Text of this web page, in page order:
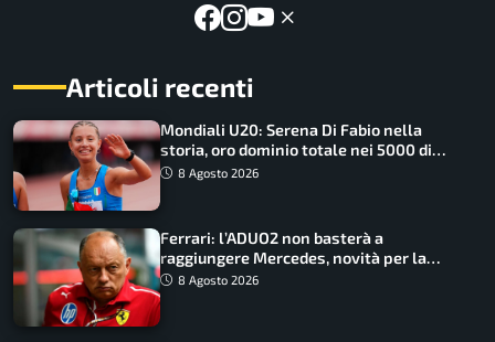
Articoli recenti
Mondiali U20: Serena Di Fabio nella
storia, oro dominio totale nei 5000 di
marcia
8 Agosto 2026
Ferrari: l’ADUO2 non basterà a
raggiungere Mercedes, novità per la
Macarena
8 Agosto 2026